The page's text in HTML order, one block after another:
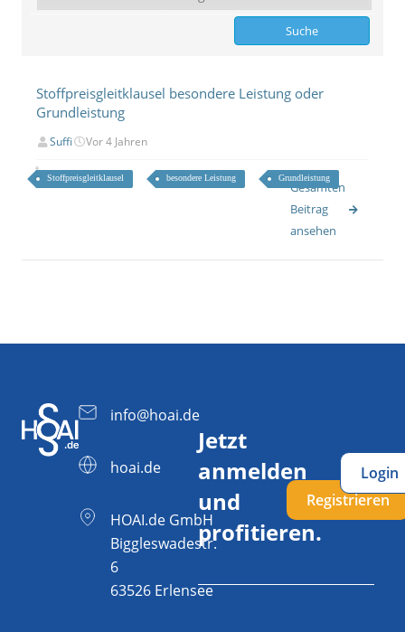
Stoffpreisgleitklausel besondere Leistung oder
Grundleistung
Suffi Vor 4 Jahren
Stoffpreisgleitklausel besondere Leistung Grundleistung
Gesamten
Beitrag
ansehen
info@hoai.de
hoai.de
HOAI.de GmbH
Biggleswadestr.
6
63526 Erlensee
Jetzt
anmelden
und
profitieren.
Registrieren
Login